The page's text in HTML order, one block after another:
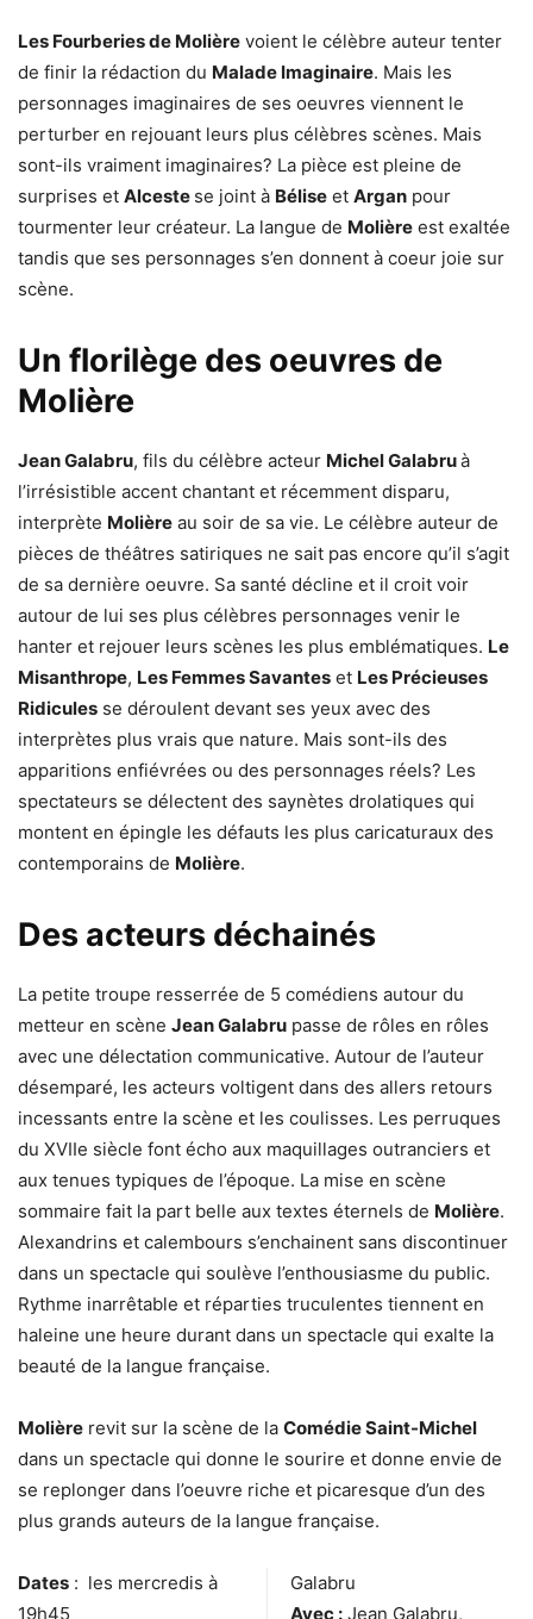
Les Fourberies de Molière voient le célèbre auteur tenter
de finir la rédaction du Malade Imaginaire. Mais les
personnages imaginaires de ses oeuvres viennent le
perturber en rejouant leurs plus célèbres scènes. Mais
sont-ils vraiment imaginaires? La pièce est pleine de
surprises et Alceste se joint à Bélise et Argan pour
tourmenter leur créateur. La langue de Molière est exaltée
tandis que ses personnages s’en donnent à coeur joie sur
scène.
Un florilège des oeuvres de
Molière
Jean Galabru, fils du célèbre acteur Michel Galabruà
l’irrésistible accent chantant et récemment disparu,
interprète Molière au soir de sa vie. Le célèbre auteur de
pièces de théâtres satiriques ne sait pas encore qu’il s’agit
de sa dernière oeuvre. Sa santé décline et il croit voir
autour de lui ses plus célèbres personnages venir le
hanter et rejouer leurs scènes les plus emblématiques. Le
Misanthrope, Les Femmes Savantes et Les Précieuses
Ridicules se déroulent devant ses yeux avec des
interprètes plus vrais que nature. Mais sont-ils des
apparitions enfiévrées ou des personnages réels? Les
spectateurs se délectent des saynètes drolatiques qui
montent en épingle les défauts les plus caricaturaux des
contemporains de Molière.
Des acteurs déchainés
La petite troupe resserrée de 5 comédiens autour du
metteur en scène Jean Galabru passe de rôles en rôles
avec une délectation communicative. Autour de l’auteur
désemparé, les acteurs voltigent dans des allers retours
incessants entre la scène et les coulisses. Les perruques
du XVIIe siècle font écho aux maquillages outranciers et
aux tenues typiques de l’époque. La mise en scène
sommaire fait la part belle aux textes éternels de Molière.
Alexandrins et calembours s’enchainent sans discontinuer
dans un spectacle qui soulève l’enthousiasme du public.
Rythme inarrêtable et réparties truculentes tiennent en
haleine une heure durant dans un spectacle qui exalte la
beauté de la langue française.
Molière revit sur la scène de la Comédie Saint-Michel
dans un spectacle qui donne le sourire et donne envie de
se replonger dans l’oeuvre riche et picaresque d’un des
plus grands auteurs de la langue française.
Dates : les mercredis à
19h45
Galabru
Avec : Jean Galabru,